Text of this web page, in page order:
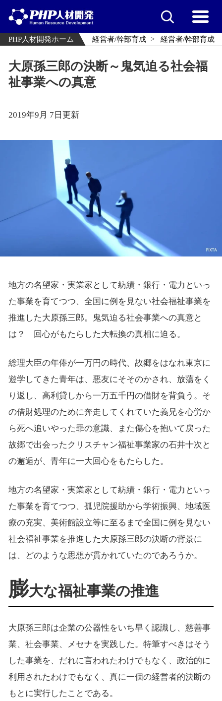
PHP人材開発ホーム 経営者/幹部育成 経営者/幹部育成
大原孫三郎の決断～鬼気迫る社会福
祉事業への真意
2019年9月 7日更新
地方の名望家・実業家として紡績・銀行・電力といっ
た事業を育てつつ、全国に例を見ない社会福祉事業を
推進した大原孫三郎。鬼気迫る社会事業への真意と
は？ 回心がもたらした大転換の真相に迫る。
総理大臣の年俸が一万円の時代、故郷をはなれ東京に
遊学してきた青年は、悪友にそそのかされ、放蕩をく
り返し、高利貸しから一万五千円の借財を背負う。そ
の借財処理のために奔走してくれていた義兄を心労か
ら死へ追いやった罪の意識、また傷心を抱いて戻った
故郷で出会ったクリスチャン福祉事業家の石井十次と
の邂逅が、青年に一大回心をもたらした。
地方の名望家・実業家として紡績・銀行・電力といっ
た事業を育てつつ、孤児院援助から学術振興、地域医
療の充実、美術館設立等に至るまで全国に例を見ない
社会福祉事業を推進した大原孫三郎の決断の背景に
は、どのような思想が貫かれていたのであろうか。
膨大な福祉事業の推進
大原孫三郎は企業の公器性をいち早く認識し、慈善事
業、社会事業、メセナを実践した。特筆すべきはそう
した事業を、だれに言われたわけでもなく、政治的に
利用されたわけでもなく、真に一個の経営者的決断の
もとに実行したことである。